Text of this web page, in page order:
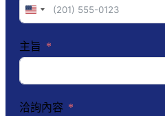
United
States
主旨
洽詢內容